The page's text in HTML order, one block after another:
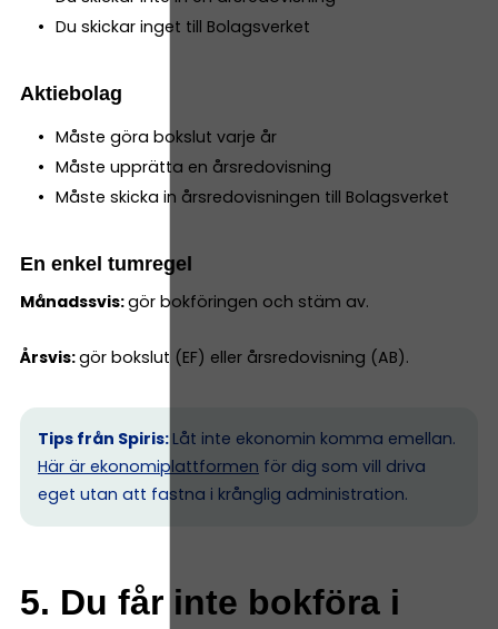
Du skickar inget till Bolagsverket
Aktiebolag
Måste göra bokslut varje år
Måste upprätta en årsredovisning
Måste skicka in årsredovisningen till Bolagsverket
En enkel tumregel
Månadssvis:gör bokföringen och stäm av.
Årsvis:gör bokslut (EF) eller årsredovisning (AB).
Tips från Spiris: Låt inte ekonomin komma emellan.
Här är ekonomiplattformen för dig som vill driva
eget utan att fastna i krånglig administration.
5. Du får inte bokföra i